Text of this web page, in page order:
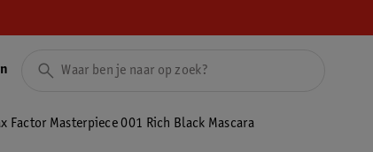
Factor Masterpiece 001 Rich Black Mascara